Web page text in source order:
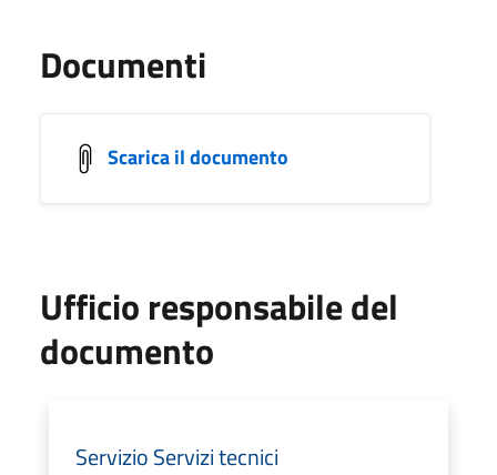
Documenti
Scarica il documento
Ufficio responsabile del
documento
Servizio Servizi tecnici